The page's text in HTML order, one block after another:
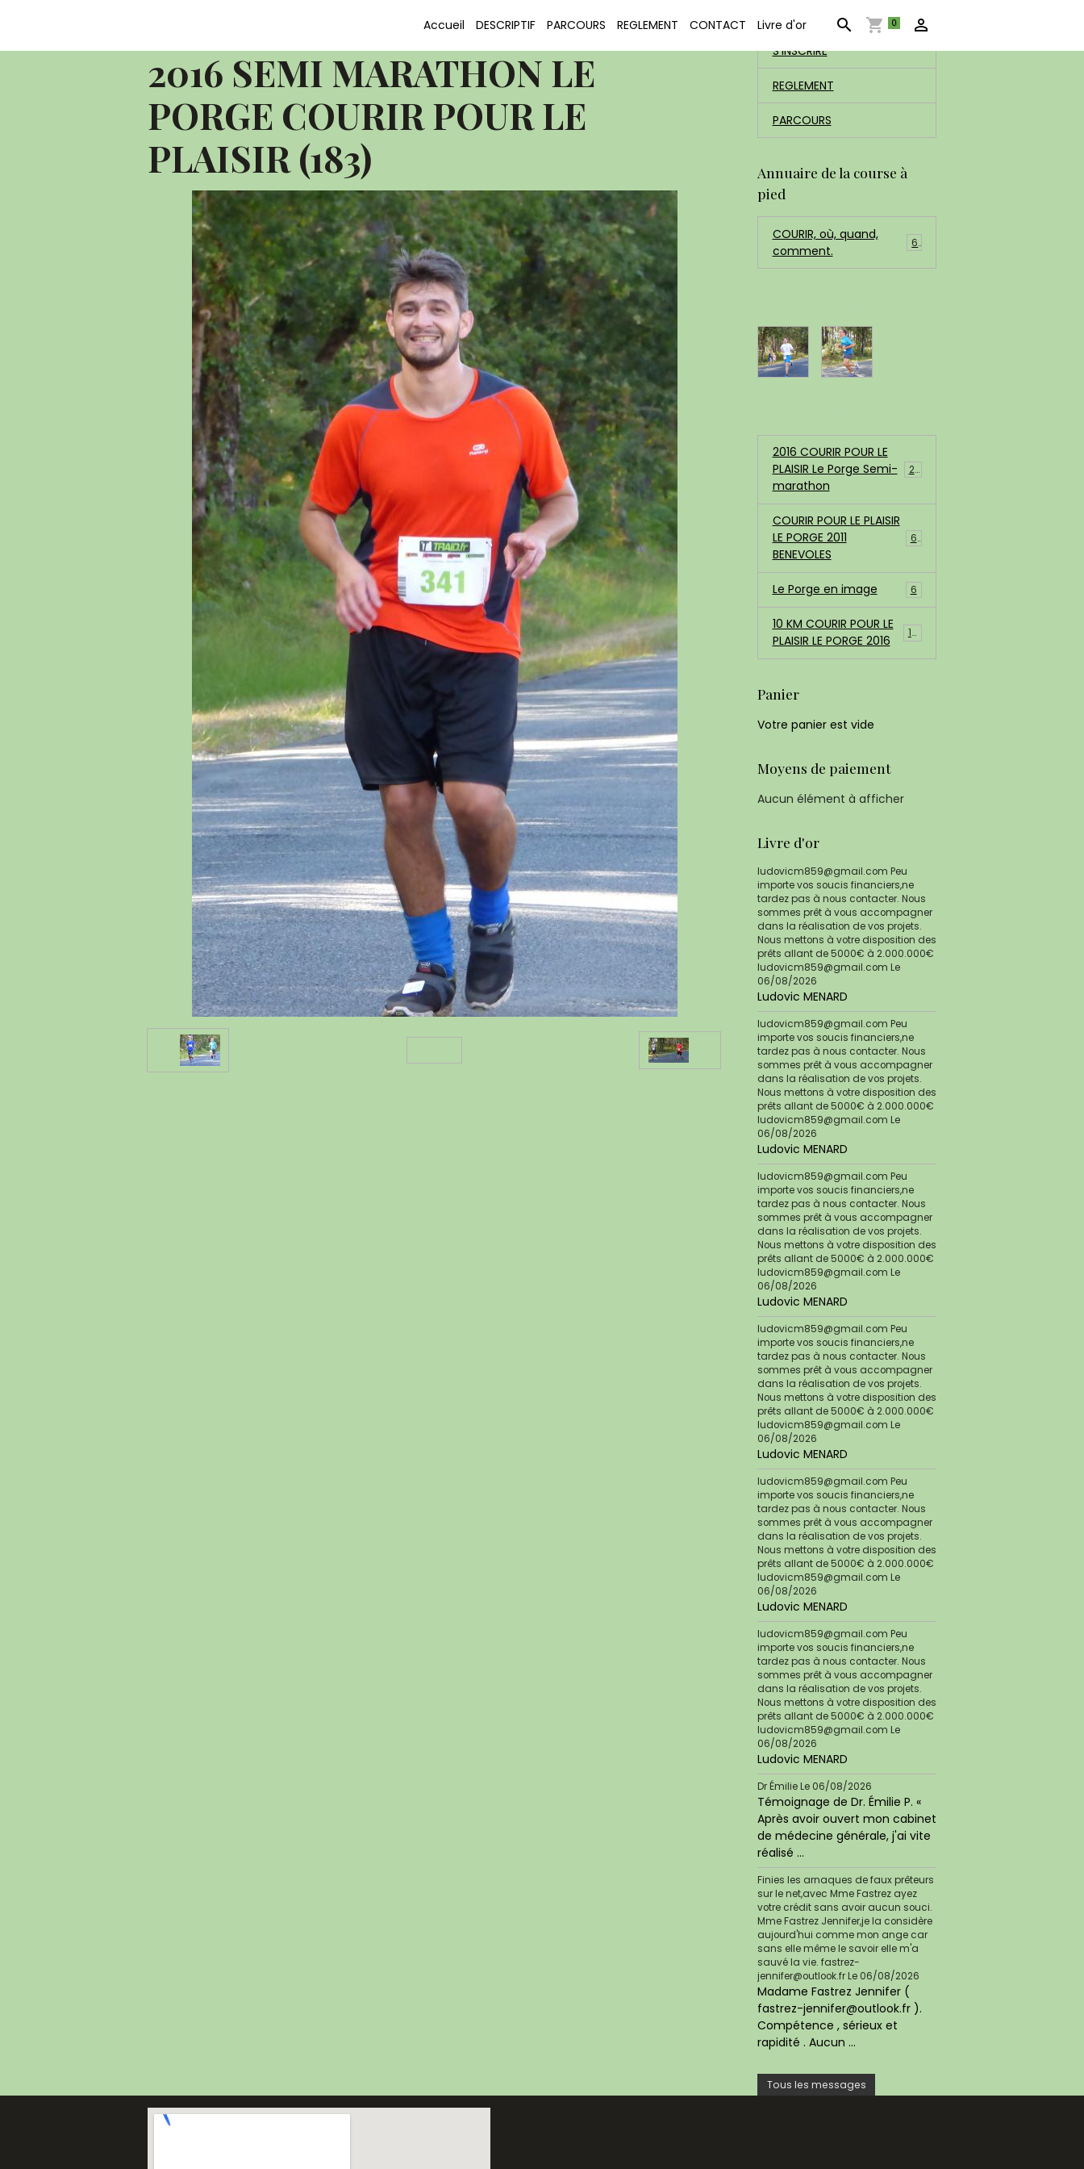
Accueil DESCRIPTIF PARCOURS REGLEMENT CONTACT Livre d'or 0
2016 COURIR POUR LE PLAISIR Le Porge Semi-marathon
2016 SEMI MARATHON LE PORGE COURIR POUR LE PLAISIR (183)
2016 SEMI MARATHON LE
PORGE COURIR POUR LE
PLAISIR (183)
S'INSCRIRE
REGLEMENT
PARCOURS
Annuaire de la course à
pied
COURIR, où, quand,
comment.
6
2016 COURIR POUR LE
PLAISIR Le Porge Semi-
marathon
200
COURIR POUR LE PLAISIR
LE PORGE 2011
BENEVOLES
68
Le Porge en image 6
10 KM COURIR POUR LE
PLAISIR LE PORGE 2016
183
Panier
Votre panier est vide
Moyens de paiement
Aucun élément à afficher
Livre d'or
ludovicm859@gmail.com Peu
importe vos soucis financiers,ne
tardez pas à nous contacter. Nous
sommes prêt à vous accompagner
dans la réalisation de vos projets.
Nous mettons à votre disposition des
prêts allant de 5000€ à 2.000.000€
ludovicm859@gmail.com Le
06/08/2026
Ludovic MENARD
ludovicm859@gmail.com Peu
importe vos soucis financiers,ne
tardez pas à nous contacter. Nous
sommes prêt à vous accompagner
dans la réalisation de vos projets.
Nous mettons à votre disposition des
prêts allant de 5000€ à 2.000.000€
ludovicm859@gmail.com Le
06/08/2026
Ludovic MENARD
ludovicm859@gmail.com Peu
importe vos soucis financiers,ne
tardez pas à nous contacter. Nous
sommes prêt à vous accompagner
dans la réalisation de vos projets.
Nous mettons à votre disposition des
prêts allant de 5000€ à 2.000.000€
ludovicm859@gmail.com Le
06/08/2026
Ludovic MENARD
ludovicm859@gmail.com Peu
importe vos soucis financiers,ne
tardez pas à nous contacter. Nous
sommes prêt à vous accompagner
dans la réalisation de vos projets.
Nous mettons à votre disposition des
prêts allant de 5000€ à 2.000.000€
ludovicm859@gmail.com Le
06/08/2026
Ludovic MENARD
ludovicm859@gmail.com Peu
importe vos soucis financiers,ne
tardez pas à nous contacter. Nous
sommes prêt à vous accompagner
dans la réalisation de vos projets.
Nous mettons à votre disposition des
prêts allant de 5000€ à 2.000.000€
ludovicm859@gmail.com Le
06/08/2026
Ludovic MENARD
ludovicm859@gmail.com Peu
importe vos soucis financiers,ne
tardez pas à nous contacter. Nous
sommes prêt à vous accompagner
dans la réalisation de vos projets.
Nous mettons à votre disposition des
prêts allant de 5000€ à 2.000.000€
ludovicm859@gmail.com Le
06/08/2026
Ludovic MENARD
Dr ÉmilieLe 06/08/2026
Témoignage de Dr. Émilie P. «
Après avoir ouvert mon cabinet
de médecine générale, j'ai vite
réalisé ...
Finies les arnaques de faux prêteurs
sur le net,avec Mme Fastrez ayez
votre crédit sans avoir aucun souci.
Mme Fastrez Jennifer,je la considère
aujourd'hui comme mon ange car
sans elle même le savoir elle m'a
sauvé la vie. fastrez-
jennifer@outlook.frLe 06/08/2026
Madame Fastrez Jennifer (
fastrez-jennifer@outlook.fr ).
Compétence , sérieux et
rapidité . Aucun ...
Tous les messages